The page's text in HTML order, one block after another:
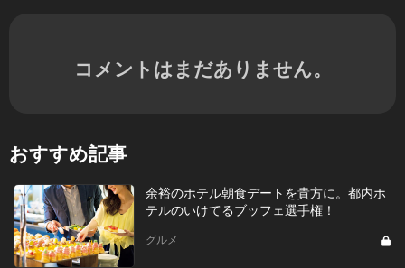
コメントはまだありません。
おすすめ記事
余裕のホテル朝食デートを貴方に。都内ホ
テルのいけてるブッフェ選手権！
グルメ